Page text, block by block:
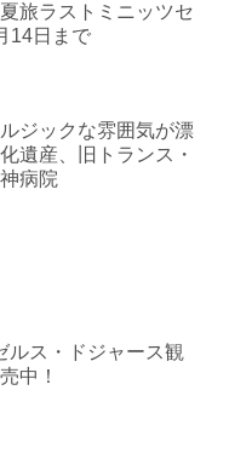
旅ラストミニッツセ
14日まで
ジックな雰囲気が漂
遺産、旧トランス・
病院
ルス・ドジャース観
中！